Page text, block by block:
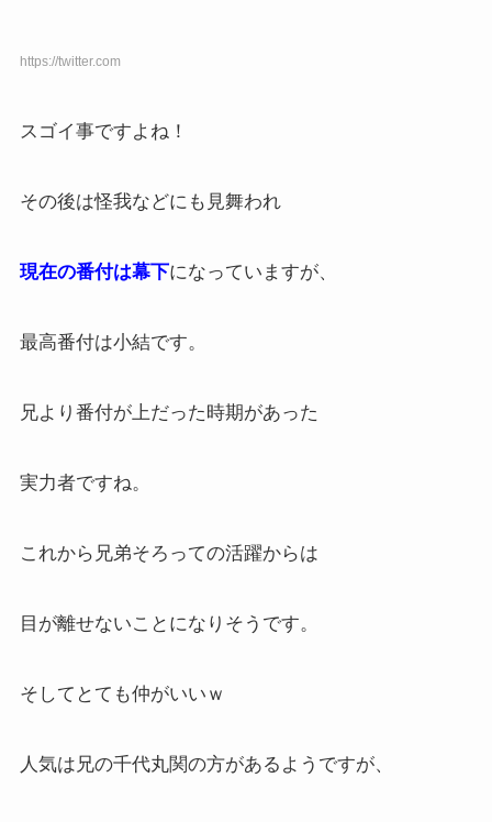
https://twitter.com
スゴイ事ですよね！
その後は怪我などにも見舞われ
現在の番付は幕下になっていますが、
最高番付は小結です。
兄より番付が上だった時期があった
実力者ですね。
これから兄弟そろっての活躍からは
目が離せないことになりそうです。
そしてとても仲がいいｗ
人気は兄の千代丸関の方があるようですが、